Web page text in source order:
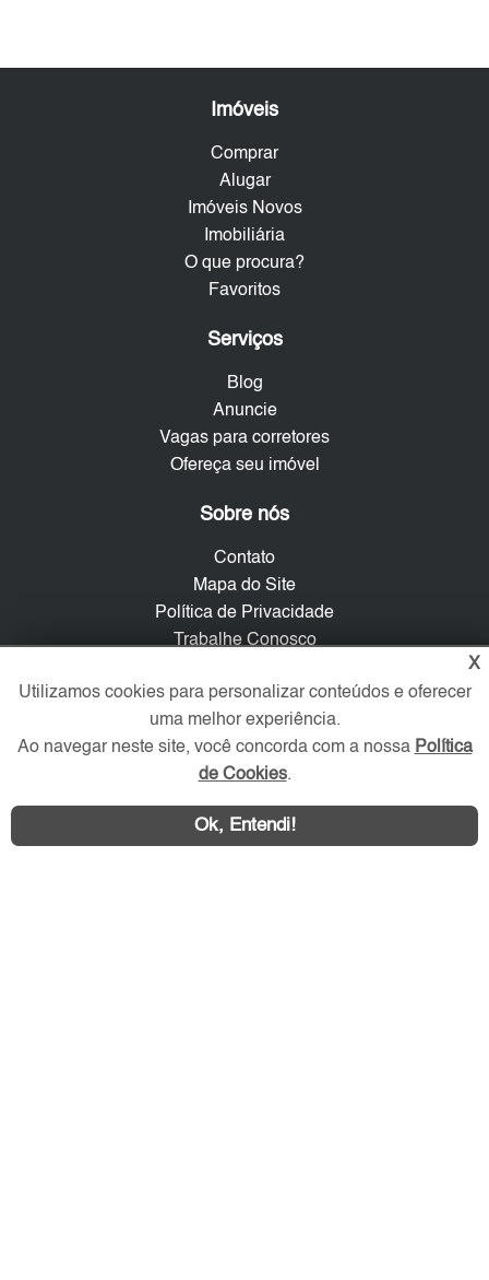
Imóveis
Comprar
Alugar
Imóveis Novos
Imobiliária
O que procura?
Favoritos
Serviços
Blog
Anuncie
Vagas para corretores
Ofereça seu imóvel
Sobre nós
Contato
Mapa do Site
Política de Privacidade
Trabalhe Conosco
Verificada por
Redes Sociais
X
Utilizamos cookies para personalizar conteúdos e oferecer
uma melhor experiência.
Ao navegar neste site, você concorda com a nossa Política
de Cookies.
Ok, Entendi!